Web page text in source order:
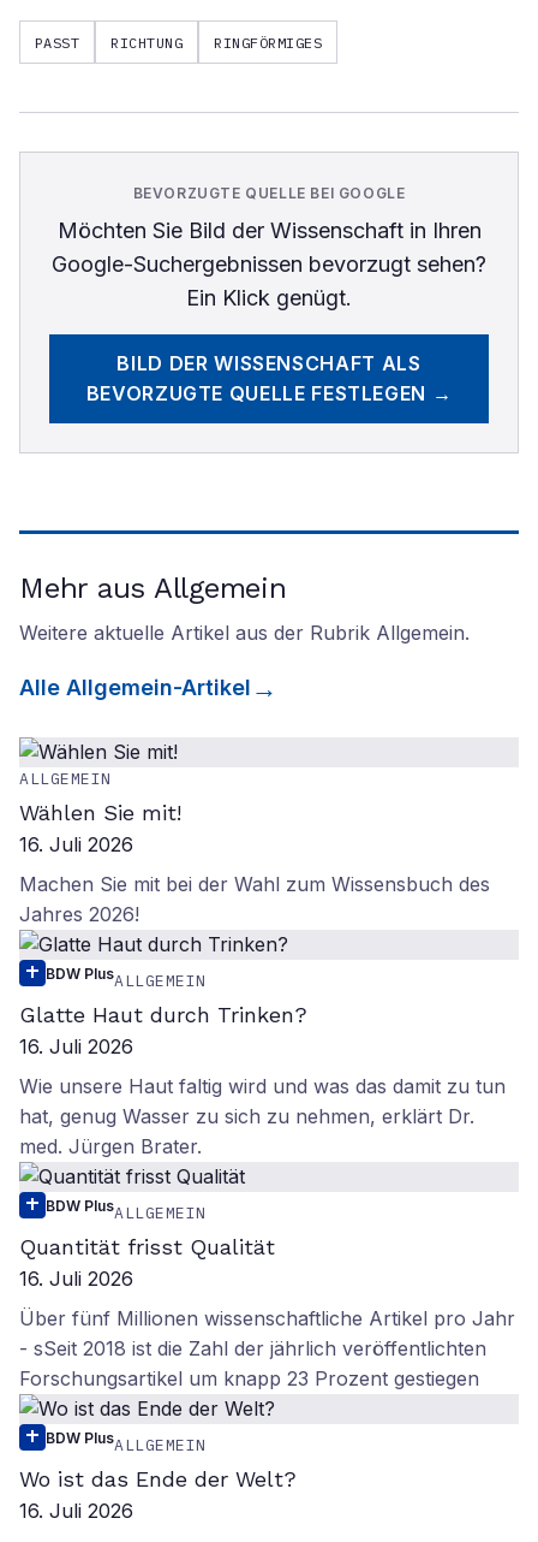
PASST RICHTUNG RINGFÖRMIGES
BEVORZUGTE QUELLE BEI GOOGLE
Möchten Sie Bild der Wissenschaftin Ihren
Google-Suchergebnissen bevorzugt sehen?
Ein Klick genügt.
BILD DER WISSENSCHAFT ALS
BEVORZUGTE QUELLE FESTLEGEN →
Mehr aus Allgemein
Weitere aktuelle Artikel aus der Rubrik Allgemein.
Alle Allgemein-Artikel
ALLGEMEIN
Wählen Sie mit!
16. Juli 2026
Machen Sie mit bei der Wahl zum Wissensbuch des
Jahres 2026!
BDW PlusALLGEMEIN
Glatte Haut durch Trinken?
16. Juli 2026
Wie unsere Haut faltig wird und was das damit zu tun
hat, genug Wasser zu sich zu nehmen, erklärt Dr.
med. Jürgen Brater.
BDW PlusALLGEMEIN
Quantität frisst Qualität
16. Juli 2026
Über fünf Millionen wissenschaftliche Artikel pro Jahr
- sSeit 2018 ist die Zahl der jährlich veröffentlichten
Forschungsartikel um knapp 23 Prozent gestiegen
BDW PlusALLGEMEIN
Wo ist das Ende der Welt?
16. Juli 2026